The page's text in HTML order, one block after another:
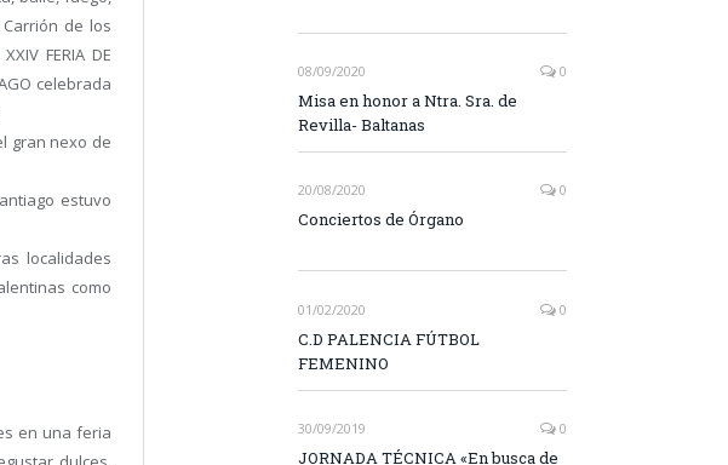
de los
FERIA DE
celebrada
gran nexo de
estuvo
localidades
como
en una feria
08/09/2020 0
Misa en honor a Ntra. Sra. de
Revilla- Baltanas
20/08/2020 0
Conciertos de Órgano
01/02/2020 0
C.D PALENCIA FÚTBOL
FEMENINO
30/09/2019 0
JORNADA TÉCNICA «En busca de